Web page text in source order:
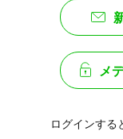
メ
ログインする